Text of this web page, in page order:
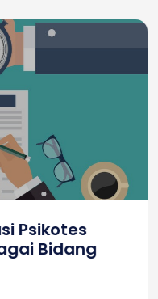
Psikotes
Bidang